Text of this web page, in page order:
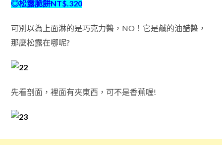
◎松露脆餅NT$.320
可別以為上面淋的是巧克力醬，NO！它是鹹的油醋醬，
那麼松露在哪呢?
先看剖面，裡面有夾東西，可不是香蕉喔!